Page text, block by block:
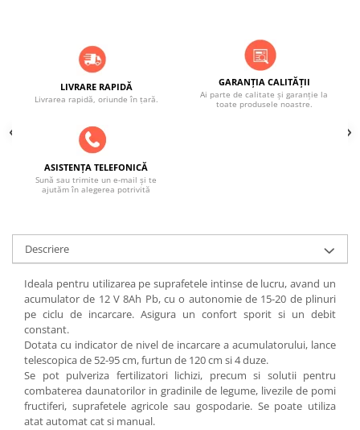
LIVRARE RAPIDĂ
Livrarea rapidă, oriunde în țară.
GARANȚIA CALITĂȚII
Ai parte de calitate și garanție la
toate produsele noastre.
ASISTENȚA TELEFONICĂ
Sună sau trimite un e-mail și te
ajutăm în alegerea potrivită
Descriere
Ideala pentru utilizarea pe suprafetele intinse de lucru, avand un
acumulator de 12 V 8Ah Pb, cu o autonomie de 15-20 de plinuri
pe ciclu de incarcare. Asigura un confort sporit si un debit
constant.
Dotata cu indicator de nivel de incarcare a acumulatorului, lance
telescopica de 52-95 cm, furtun de 120 cm si 4 duze.
Se pot pulveriza fertilizatori lichizi, precum si solutii pentru
combaterea daunatorilor in gradinile de legume, livezile de pomi
fructiferi, suprafetele agricole sau gospodarie. Se poate utiliza
atat automat cat si manual.